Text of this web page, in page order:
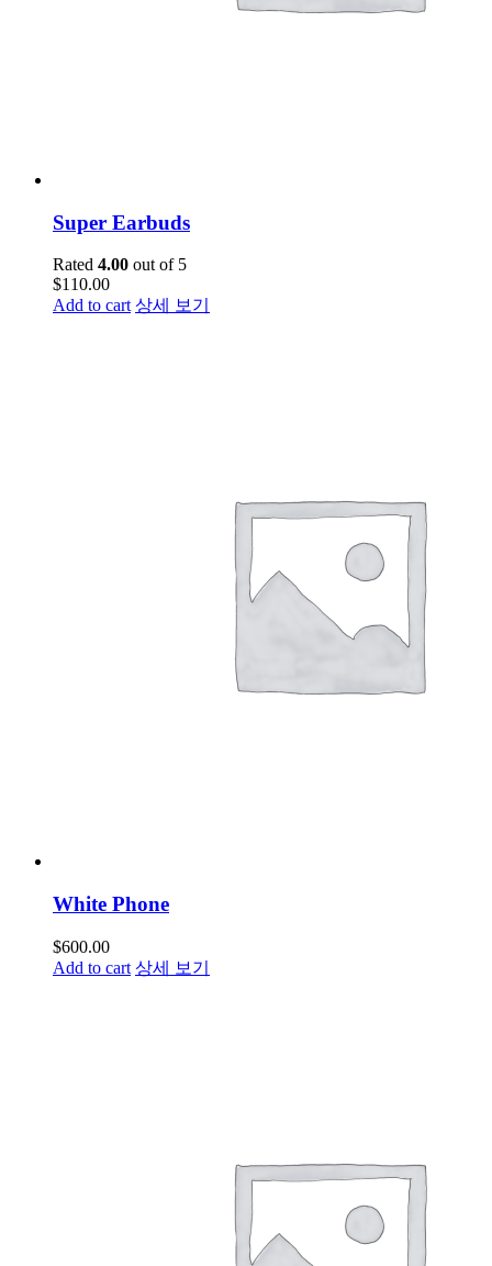
Super Earbuds
Rated 4.00 out of 5
$110.00
Add to cart 상세 보기
White Phone
$600.00
Add to cart 상세 보기